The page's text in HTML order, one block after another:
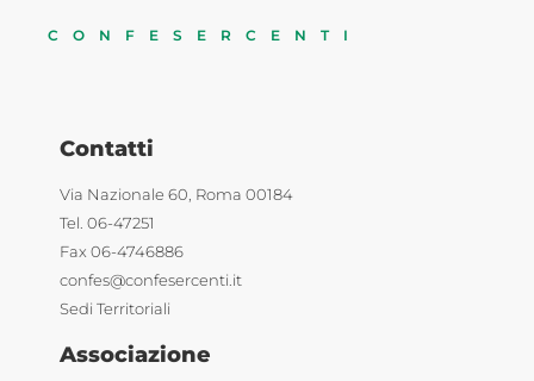
CONFESERCENTI
Contatti
Via Nazionale 60, Roma 00184
Tel. 06-47251
Fax 06-4746886
confes@confesercenti.it
Sedi Territoriali
Associazione